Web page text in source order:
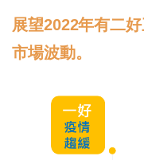
展望2022年有二
市場波動。